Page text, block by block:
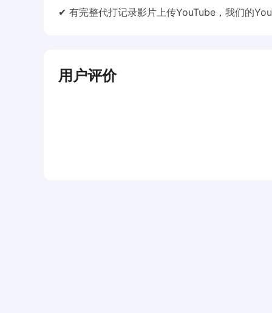
✔ 有完整代打记录影片上传YouTube，我们的
用户评价